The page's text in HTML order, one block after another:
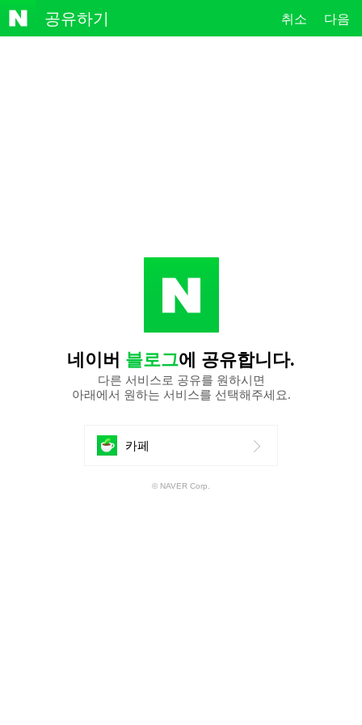
NAVE
공유하기 취소 다음
네이버 블로그에 공유합니다.
다른 서비스로 공유를 원하시면
아래에서 원하는 서비스를 선택해주세요.
카페
공
© NAVER Corp.